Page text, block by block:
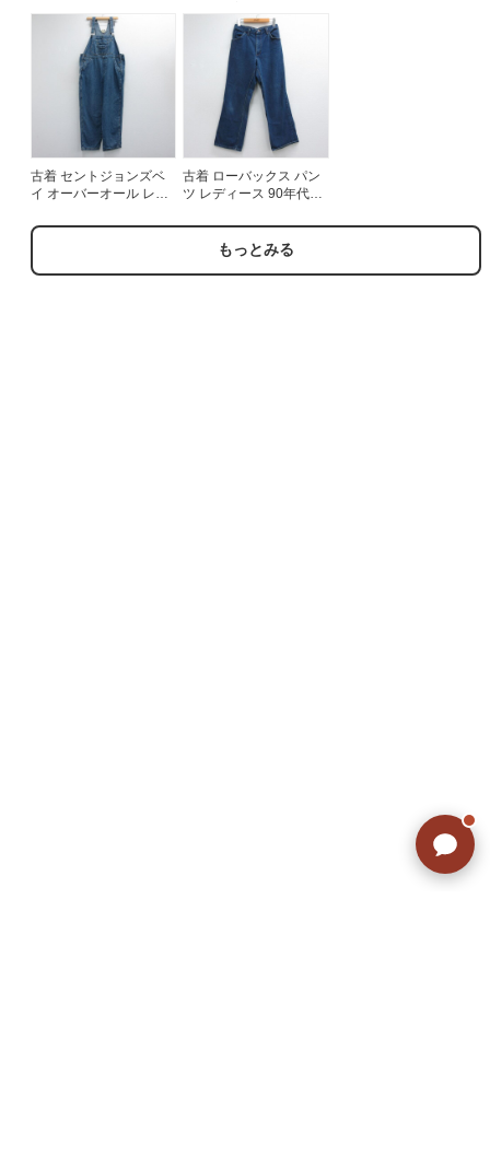
ワーゲン USA製 ネイビ
ー デニム【spe】
26jun17
古着 セントジョンズベ
イ オーバーオール レデ
トン ネイビー デニム
古着 ローバックス パン
ツ レディース 90年代
ト コットン USA製 ネイ
ビー デニム 26jul14
もっとみる